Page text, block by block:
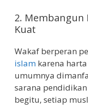
2. Membangun
Kuat
Wakaf berperan
islam karena
umumnya
sarana
begitu, setiap